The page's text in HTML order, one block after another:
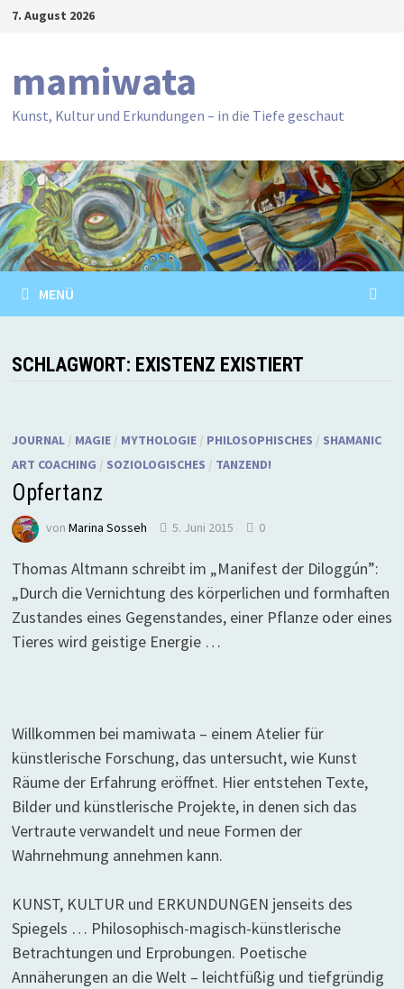
Zum7. August 2026
mamiwata
Kunst, Kultur und Erkundungen – in die Tiefe geschaut
MENÜ
SCHLAGWORT: EXISTENZ EXISTIERT
JOURNAL/ MAGIE/ MYTHOLOGIE/ PHILOSOPHISCHES / SHAMANIC
ART COACHING / SOZIOLOGISCHES / TANZEND!
Opfertanz
von Marina Sosseh 5. Juni 2015 0
Thomas Altmann schreibt im „Manifest der Diloggún”:
„Durch die Vernichtung des körperlichen und formhaften
Zustandes eines Gegenstandes, einer Pflanze oder eines
Tieres wird geistige Energie …
Willkommen bei mamiwata – einem Atelier für
künstlerische Forschung, das untersucht, wie Kunst
Räume der Erfahrung eröffnet. Hier entstehen Texte,
Bilder und künstlerische Projekte, in denen sich das
Vertraute verwandelt und neue Formen der
Wahrnehmung annehmen kann.
KUNST, KULTUR und ERKUNDUNGEN jenseits des
Spiegels … Philosophisch-magisch-künstlerische
Betrachtungen und Erprobungen. Poetische
Annäherungen an die Welt – leichtfüßig und tiefgründig